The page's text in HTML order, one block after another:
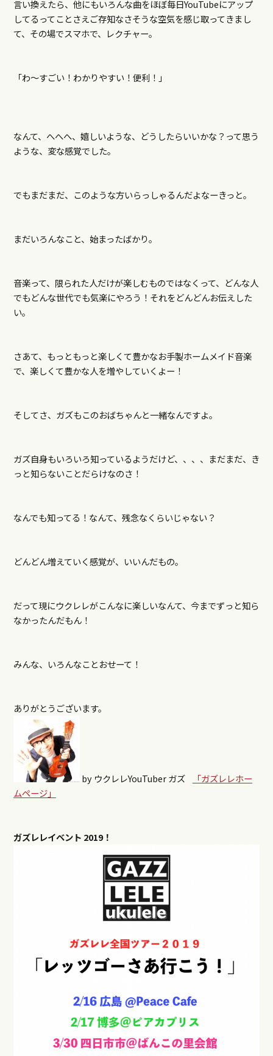
言い換えたら、他にもいろんな曲をほぼ毎日YouTubeにアップ
してるってことさえご存知なさそうな空気を感じ取ってきまし
て、その場でスマホで、レクチャー。
「わ～すごい！わかりやすい！便利！」
なんて、へへへ、嬉しいような、どうしたらいいかな？って思う
ような、変な感覚でした。
でもまだまだ、このような方いらっしゃるんだよなーきっと。
まだいろんなこと、始まったばかり。
音楽って、限られた人だけが楽しむものではなくって、どんな人
でもどんな世代でも気楽にやろう！それをどんどんお伝えした
い。
さあて、もっともっと楽しくて豊かなお手製ホームメイド音楽
で、楽しくて豊かな人を増やしていくよー！
そしてさ、ガズもこのおばちゃんと一緒なんですよ。
ガズ自身もいろいろ知っているようだけど、、、、まだまだ、き
っと知らないことだらけなのさ！
なんでも知ってる！なんて、残念なくらいじゃない？
どんどん増えていく感覚が、いいんだもの。
だって現にウクレレがこんなに楽しいなんて、今までずっと知ら
なかったんだもん！
みんな、いろんなことおせーて！
ありがとうございます。
by ウクレレYouTuber ガズ
「ガズレレホー
ムページ」
ガズレレイベント 2019！